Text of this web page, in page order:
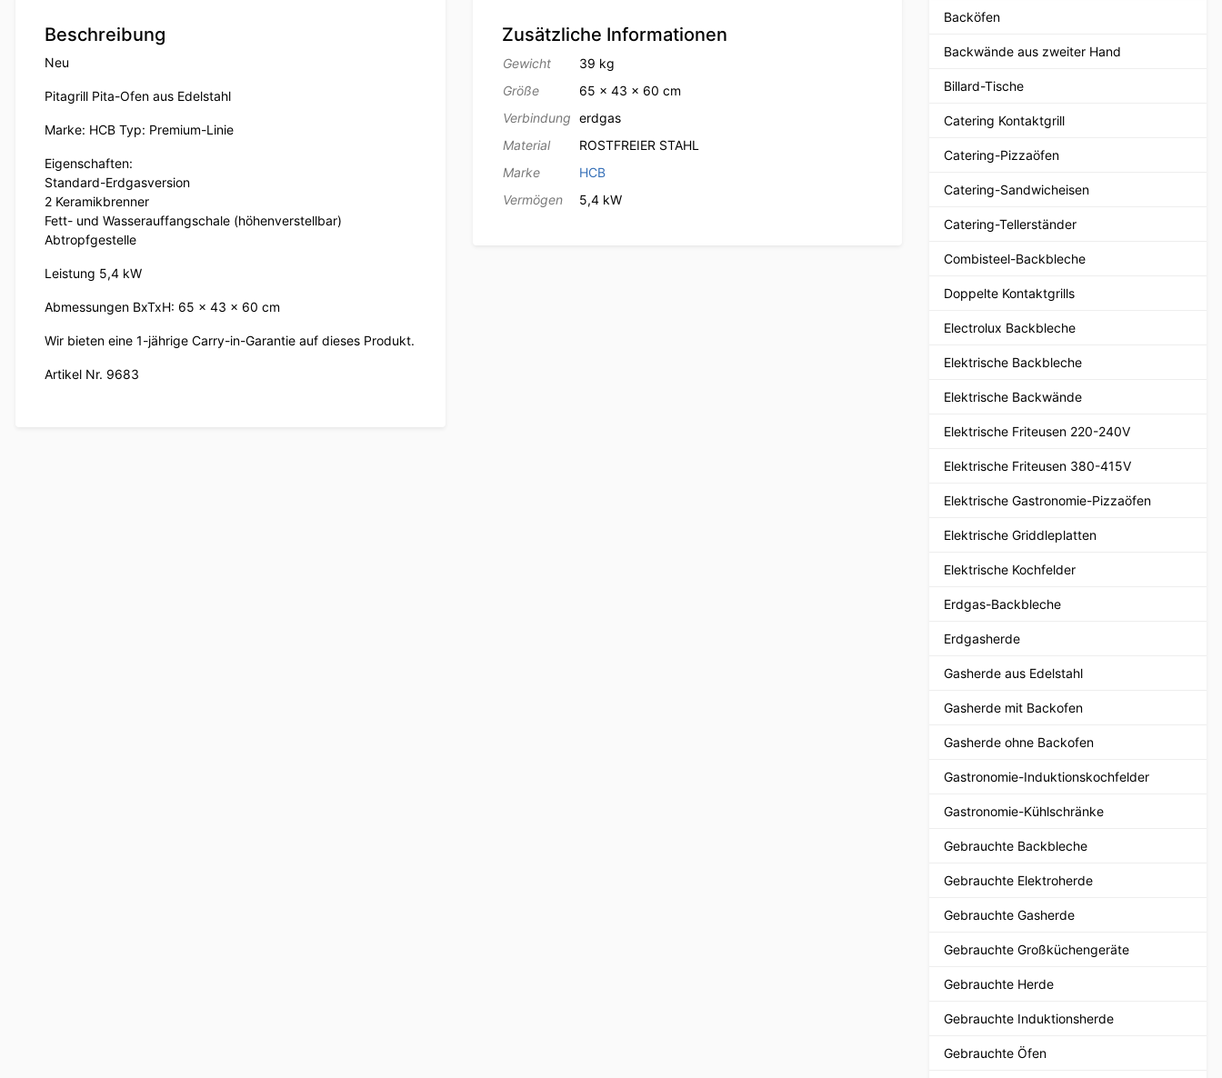
Beschreibung
Neu
Pitagrill Pita-Ofen aus Edelstahl
Marke: HCB Typ: Premium-Linie
Eigenschaften:
Standard-Erdgasversion
2 Keramikbrenner
Fett- und Wasserauffangschale (höhenverstellbar)
Abtropfgestelle
Leistung 5,4 kW
Abmessungen BxTxH: 65 x 43 x 60 cm
Wir bieten eine 1-jährige Carry-in-Garantie auf dieses Produkt.
Artikel Nr. 9683
Zusätzliche Informationen
Gewicht
39 kg
Größe
65 × 43 × 60 cm
Verbindung erdgas
Material
ROSTFREIER STAHL
Marke
HCB
Vermögen
5,4 kW
Backöfen
Backwände aus zweiter Hand
Billard-Tische
Catering Kontaktgrill
Catering-Pizzaöfen
Catering-Sandwicheisen
Catering-Tellerständer
Combisteel-Backbleche
Doppelte Kontaktgrills
Electrolux Backbleche
Elektrische Backbleche
Elektrische Backwände
Elektrische Friteusen 220-240V
Elektrische Friteusen 380-415V
Elektrische Gastronomie-Pizzaöfen
Elektrische Griddleplatten
Elektrische Kochfelder
Erdgas-Backbleche
Erdgasherde
Gasherde aus Edelstahl
Gasherde mit Backofen
Gasherde ohne Backofen
Gastronomie-Induktionskochfelder
Gastronomie-Kühlschränke
Gebrauchte Backbleche
Gebrauchte Elektroherde
Gebrauchte Gasherde
Gebrauchte Großküchengeräte
Gebrauchte Herde
Gebrauchte Induktionsherde
Gebrauchte Öfen